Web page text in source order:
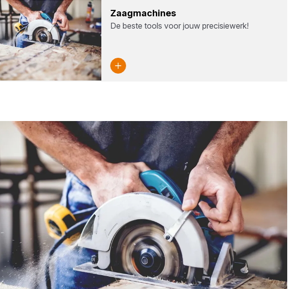
Zaag­ma­chi­nes
De beste tools voor jouw precisiewerk!